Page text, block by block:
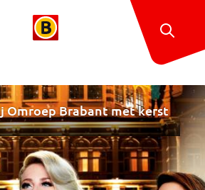
Omroep Brabant met kerst